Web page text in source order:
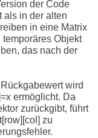
der Code
als in der alten
in eine Matrix
Objekt
das nach der
wird
ermöglicht. Da
zurückgibt, führt
zu